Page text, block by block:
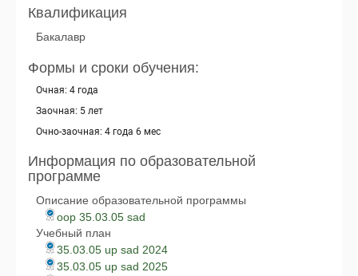
Квалификация
Бакалавр
Формы и сроки обучения:
Очная: 4 года
Заочная: 5 лет
Очно-заочная: 4 года 6 мес
Информация по образовательной
программе
Описание образовательной программы
oop 35.03.05 sad
Учебный план
35.03.05 up sad 2024
35.03.05 up sad 2025